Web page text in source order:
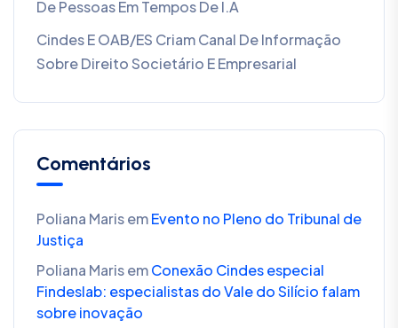
De Pessoas Em Tempos De I.A
Cindes E OAB/ES Criam Canal De Informação
Sobre Direito Societário E Empresarial
Comentários
Poliana MarisemEvento no Pleno do Tribunal de
Justiça
Poliana MarisemConexão Cindes especial
Findeslab: especialistas do Vale do Silício falam
sobre inovação